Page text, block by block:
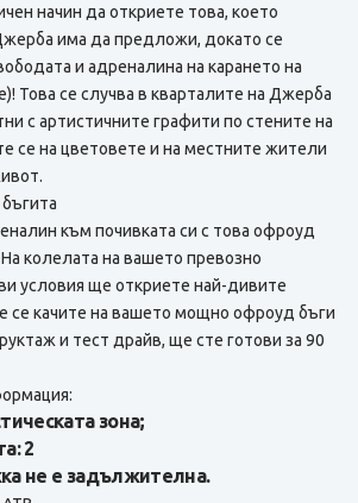
начин да откриете това, което
има да предложи, докато се
и адреналина на карането на
Това се случва в кварталите на Джерба
с артистичните графити по стените на
се на цветовете и на местните жители
към почивката си с това офроуд
колелата на вашето превозно
условия ще откриете най-дивите
се качите на вашето мощно офроуд бъги
и тест драйв, ще сте готови за 90
зона;
2
не е задължителна.